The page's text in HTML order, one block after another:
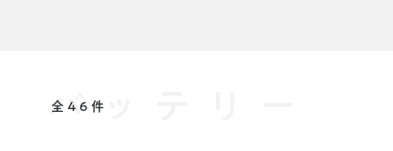
バッテリー
全46件